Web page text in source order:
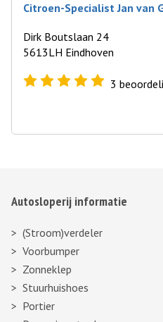
Citroen-Specialist Jan van
Dirk Boutslaan 24
5613LH Eindhoven
3
Autosloperij informatie
(Stroom)verdeler
Voorbumper
Zonneklep
Stuurhuishoes
Portier